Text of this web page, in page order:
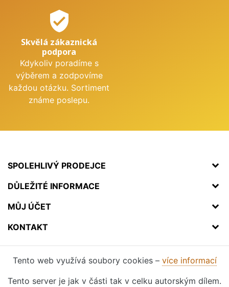
verified_user
Skvělá zákaznická
podpora
Kdykoliv poradíme s
výběrem a zodpovíme
každou otázku. Sortiment
známe poslepu.
SPOLEHLIVÝ PRODEJCE
DŮLEŽITÉ INFORMACE
MŮJ ÚČET
KONTAKT
Tento web využívá soubory cookies – více informací
Tento server je jak v části tak v celku autorským dílem.